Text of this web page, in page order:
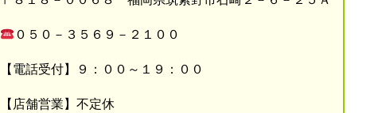
０５０－３５６９－２１００
【電話受付】９：００～１９：００
【店舗営業】不定休